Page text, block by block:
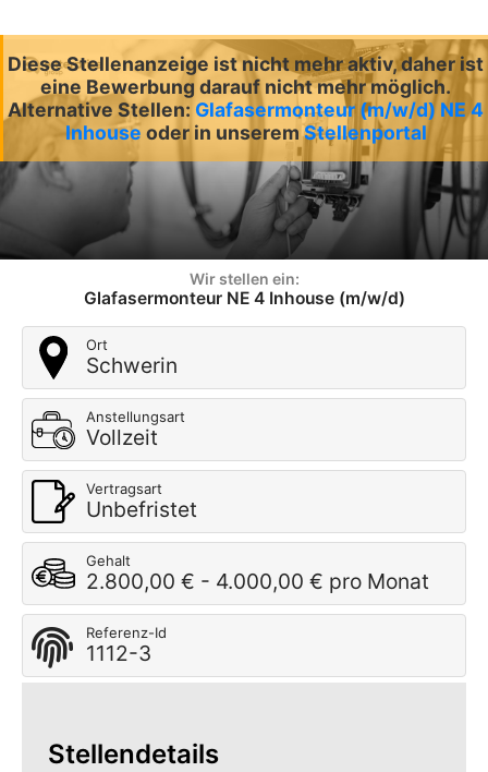
Diese Stellenanzeige ist nicht mehr aktiv, daher ist
eine Bewerbung darauf nicht mehr möglich.
Alternative Stellen: Glafasermonteur (m/w/d) NE 4
Inhouse oder in unseremStellenportal
Wir stellen ein:
Glafasermonteur NE 4 Inhouse (m/w/d)
Ort
Schwerin
Anstellungsart
Vollzeit
Vertragsart
Unbefristet
Gehalt
2.800,00 € - 4.000,00 € pro Monat
Referenz-Id
1112-3
Stellendetails